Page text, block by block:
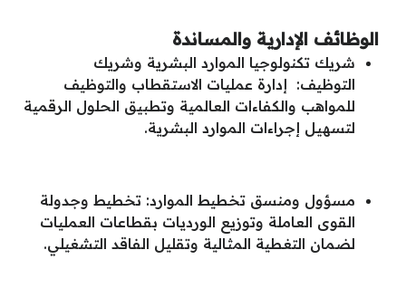
الوظائف الإدارية والمساندة
شريك تكنولوجيا الموارد البشرية وشريك
التوظيف: إدارة عمليات الاستقطاب والتوظيف
للمواهب والكفاءات العالمية وتطبيق الحلول الرقمية
لتسهيل إجراءات الموارد البشرية.
مسؤول ومنسق تخطيط الموارد: تخطيط وجدولة
القوى العاملة وتوزيع الورديات بقطاعات العمليات
لضمان التغطية المثالية وتقليل الفاقد التشغيلي.